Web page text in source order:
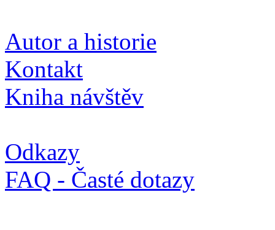
Autor a historie
Kontakt
Kniha návštěv
Odkazy
FAQ - Časté dotazy